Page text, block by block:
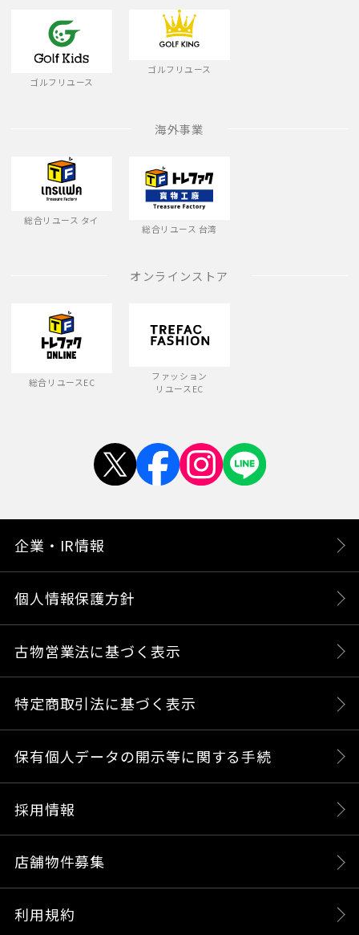
ゴルフリユース
ゴルフリユース
海外事業
総合リユース タイ
総合リユース 台湾
オンラインストア
総合リユースEC
ファッション
リユースEC
企業・IR情報
個人情報保護方針
古物営業法に基づく表示
特定商取引法に基づく表示
保有個人データの開示等に関する手続
採用情報
店舗物件募集
利用規約